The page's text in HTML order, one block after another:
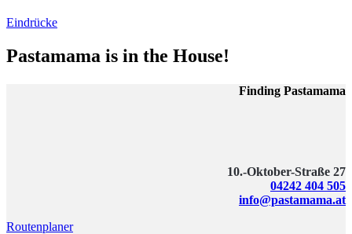
Eindrücke
Pastamama is in the House!
Finding Pastamama
10.-Oktober-Straße 27
04242 404 505
info@pastamama.at
Routenplaner